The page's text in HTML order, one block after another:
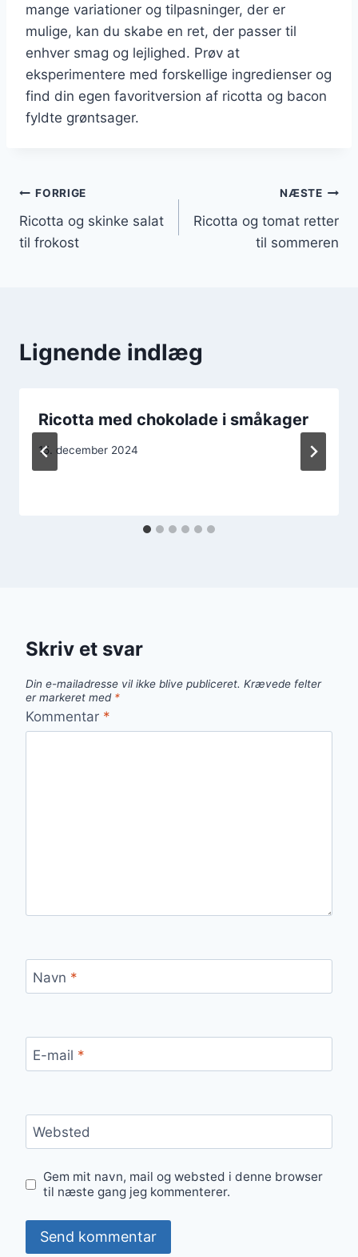
mange variationer og tilpasninger, der er
mulige, kan du skabe en ret, der passer til
enhver smag og lejlighed. Prøv at
eksperimentere med forskellige ingredienser og
find din egen favoritversion af ricotta og bacon
fyldte grøntsager.
Indlægsnavigation
FORRIGE
Ricotta og skinke salat
til frokost
NÆSTE
Ricotta og tomat retter
til sommeren
Lignende indlæg
Ricotta med chokolade i småkager
15. december 2024
Skriv et svar
Din e-mailadresse vil ikke blive publiceret. Krævede felter
er markeret med *
Kommentar *
Navn *
E-mail *
Websted
Gem mit navn, mail og websted i denne browser
til næste gang jeg kommenterer.